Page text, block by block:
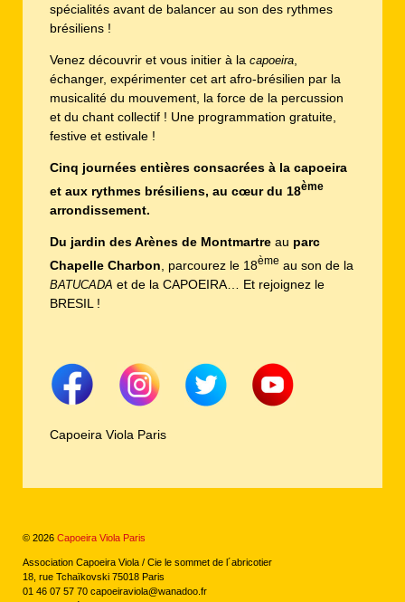
spécialités avant de balancer au son des rythmes
brésiliens !
Venez découvrir et vous initier à la capoeira,
échanger, expérimenter cet art afro-brésilien par la
musicalité du mouvement, la force de la percussion
et du chant collectif ! Une programmation gratuite,
festive et estivale !
Cinq journées entières consacrées à la capoeira
et aux rythmes brésiliens, au cœur du 18ème
arrondissement.
Du jardin des Arènes de Montmartre au parc
Chapelle Charbon , parcourez le 18ème au son de la
BATUCADA et de la CAPOEIRA… Et rejoignez le
BRESIL !
Capoeira Viola Paris
© 2026 Capoeira Viola Paris
Association Capoeira Viola / Cie le sommet de l´abricotier
18, rue Tchaïkovski 75018 Paris
01 46 07 57 70 capoeiraviola@wanadoo.fr